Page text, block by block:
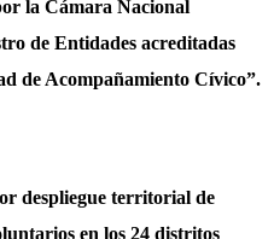
la Cámara Nacional
de Entidades acreditadas
de Acompañamiento Cívico”.
despliegue territorial de
en los 24 distritos